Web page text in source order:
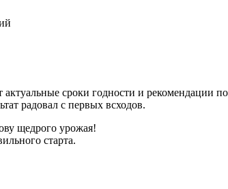
актуальные сроки годности и
радовал с первых всходов.
щедрого урожая!
старта.